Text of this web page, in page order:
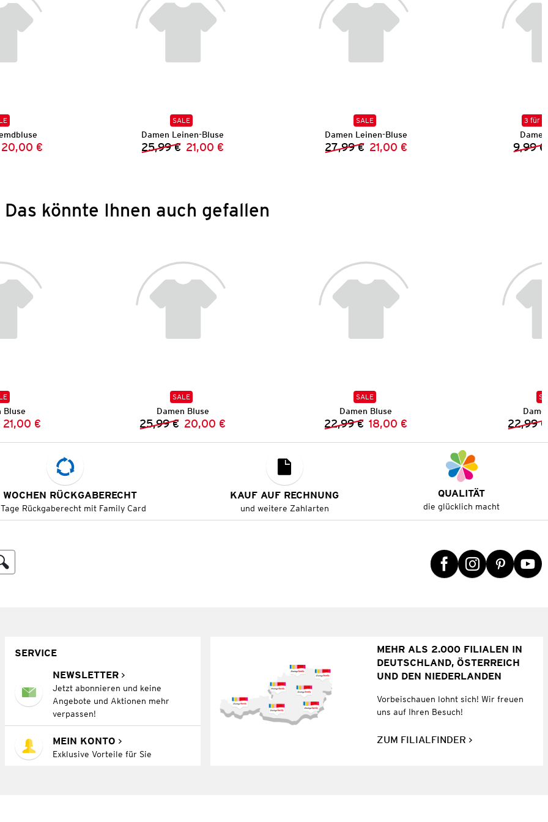
Preis:
Preis:
20,00 €
SALE
Damen Leinen-Bluse
Vorheriger Preis:
25,99 € Neuer Preis:
21,00 €
SALE
Damen Leinen-Bluse
Vorheriger Preis:
27,99 € Neuer Preis:
21,00 €
3 für 2
9,99 €
Das könnte Ihnen auch gefallen
Bluse
Preis:
Preis:
21,00 €
SALE
Damen Bluse
Vorheriger Preis:
25,99 € Neuer Preis:
20,00 €
SALE
Damen Bluse
Vorheriger Preis:
22,99 € Neuer Preis:
18,00 € 22,99 €
RÜCKGABERECHT
Rückgaberecht mit Family Card
KAUF AUF RECHNUNG
und weitere Zahlarten
QUALITÄT
die glücklich macht
SERVICE
NEWSLETTER
Jetzt abonnieren und keine
Angebote und Aktionen mehr
verpassen!
MEIN KONTO
Exklusive Vorteile für Sie
MEHR ALS 2.000 FILIALEN IN
DEUTSCHLAND, ÖSTERREICH
UND DEN NIEDERLANDEN
Vorbeischauen lohnt sich! Wir freuen
uns auf Ihren Besuch!
ZUM FILIALFINDER